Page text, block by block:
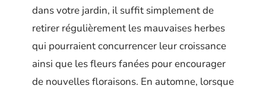
dans votre jardin, il suffit simplement de
retirer régulièrement les mauvaises herbes
qui pourraient concurrencer leur croissance
ainsi que les fleurs fanées pour encourager
de nouvelles floraisons. En automne, lorsque